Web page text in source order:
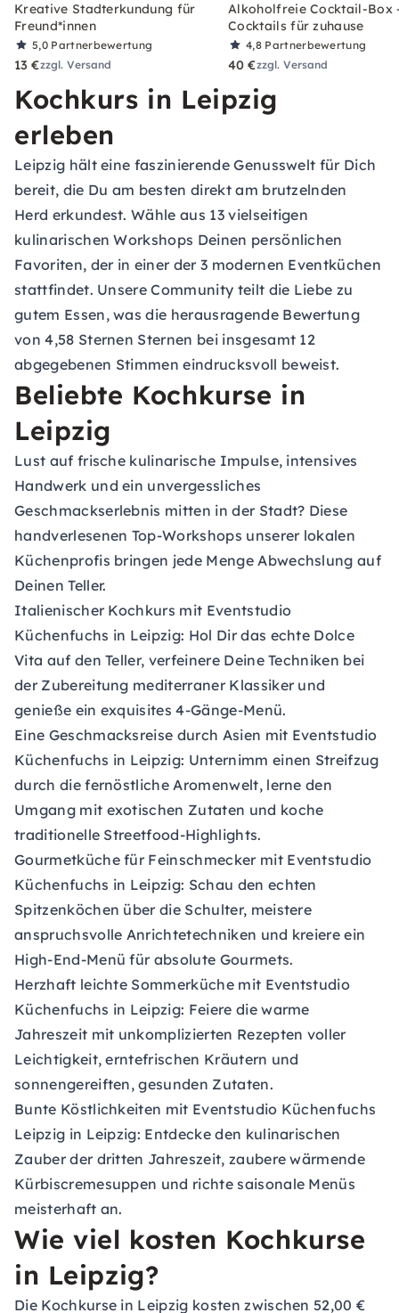
Kreative Stadterkundung für
Freund*innen
5,0 Partnerbewertung
13 €zzgl. Versand
Alkoholfreie Cocktail-Box
Cocktails für zuhause
4,8 Partnerbewertung
40 €zzgl. Versand
Kochkurs in Leipzig
erleben
Leipzig hält eine faszinierende Genusswelt für Dich
bereit, die Du am besten direkt am brutzelnden
Herd erkundest. Wähle aus 13 vielseitigen
kulinarischen Workshops Deinen persönlichen
Favoriten, der in einer der 3 modernen Eventküchen
stattfindet. Unsere Community teilt die Liebe zu
gutem Essen, was die herausragende Bewertung
von 4,58 Sternen Sternen bei insgesamt 12
abgegebenen Stimmen eindrucksvoll beweist.
Beliebte Kochkurse in
Leipzig
Lust auf frische kulinarische Impulse, intensives
Handwerk und ein unvergessliches
Geschmackserlebnis mitten in der Stadt? Diese
handverlesenen Top-Workshops unserer lokalen
Küchenprofis bringen jede Menge Abwechslung auf
Deinen Teller.
Italienischer Kochkurs mit Eventstudio
Küchenfuchs in Leipzig: Hol Dir das echte Dolce
Vita auf den Teller, verfeinere Deine Techniken bei
der Zubereitung mediterraner Klassiker und
genieße ein exquisites 4-Gänge-Menü.
Eine Geschmacksreise durch Asien mit Eventstudio
Küchenfuchs in Leipzig: Unternimm einen Streifzug
durch die fernöstliche Aromenwelt, lerne den
Umgang mit exotischen Zutaten und koche
traditionelle Streetfood-Highlights.
Gourmetküche für Feinschmecker mit Eventstudio
Küchenfuchs in Leipzig: Schau den echten
Spitzenköchen über die Schulter, meistere
anspruchsvolle Anrichtetechniken und kreiere ein
High-End-Menü für absolute Gourmets.
Herzhaft leichte Sommerküchemit Eventstudio
Küchenfuchs in Leipzig: Feiere die warme
Jahreszeit mit unkomplizierten Rezepten voller
Leichtigkeit, erntefrischen Kräutern und
sonnengereiften, gesunden Zutaten.
Bunte Köstlichkeiten mit Eventstudio Küchenfuchs
Leipzig in Leipzig: Entdecke den kulinarischen
Zauber der dritten Jahreszeit, zaubere wärmende
Kürbiscremesuppen und richte saisonale Menüs
meisterhaft an.
Wie viel kosten Kochkurse
in Leipzig?
Die Kochkurse in Leipzig kosten zwischen 52,00 €